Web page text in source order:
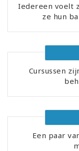
About
Access
Regions
Cursussen
Iedereen voelt
ze hun
Cursussen
Een paar